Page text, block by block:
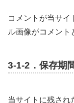
コメントが当サイ
ル画像がコメント
3-1-2．保存期
当サイトに残され